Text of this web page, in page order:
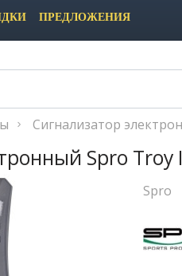
ПРЕДЛОЖЕНИЯ
Сигнализатор
Spro
Spro